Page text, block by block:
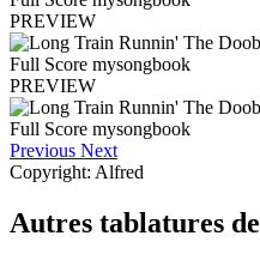
PREVIEW
PREVIEW
Previous Next
Copyright: Alfred
Autres tablatures de